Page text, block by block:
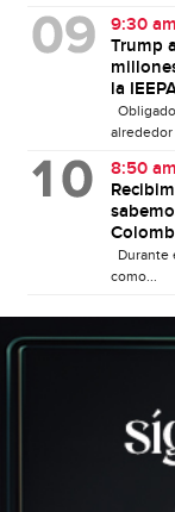
9:30 am
Trump
la
alrededor
8:50 am
Durante
como...